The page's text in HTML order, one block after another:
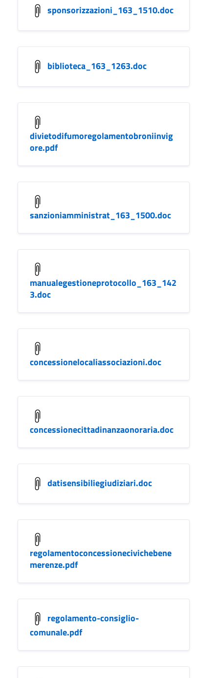
sponsorizzazioni_163_1510.doc
biblioteca_163_1263.doc
divietodifumoregolamentobroniinvig
ore.pdf
sanzioniamministrat_163_1500.doc
manualegestioneprotocollo_163_142
3.doc
concessionelocaliassociazioni.doc
concessionecittadinanzaonoraria.doc
datisensibiliegiudiziari.doc
regolamentoconcessionecivichebene
merenze.pdf
regolamento-consiglio-
comunale.pdf